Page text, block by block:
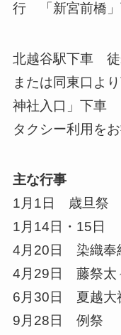
行 「新宮前橋
北越谷駅下車 徒
または同東口よ
神社入口」下車
タクシー利用をお
主な行事
1月1日 歳旦祭
1月14日・15日
4月20日 染織奉
4月29日 藤祭太
6月30日 夏越大
9月28日 例祭